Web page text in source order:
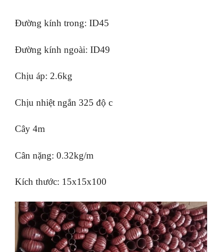
Đường kính trong: ID45
Đường kính ngoài: ID49
Chịu áp: 2.6kg
Chịu nhiệt ngắn 325 độ c
Cây 4m
Cân nặng: 0.32kg/m
Kích thước: 15x15x100